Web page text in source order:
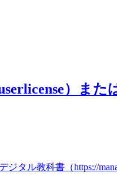
）ま
ジタル教科書（https://